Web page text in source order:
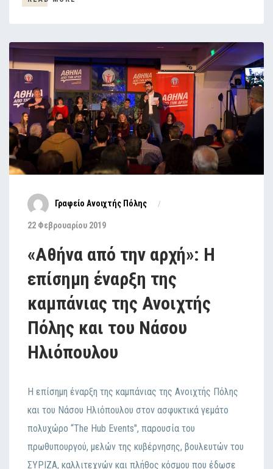
Γραφείο Ανοιχτής Πόλης
22 Φεβρουαρίου 2019
«Αθήνα από την αρχή»: Η
επίσημη έναρξη της
καμπάνιας της Ανοιχτής
Πόλης και του Νάσου
Ηλιόπουλου
Η επίσημη έναρξη της καμπάνιας της Ανοιχτής Πόλης
και του Νάσου Ηλιόπουλου στον ασφυκτικά γεμάτο
πολυχώρο “The Hub Events", παρουσία του
πρωθυπουργού, μελών της κυβέρνησης, βουλευτών του
ΣΥΡΙΖΑ, καλλιτεχνών και πλήθος κόσμου που έδωσε